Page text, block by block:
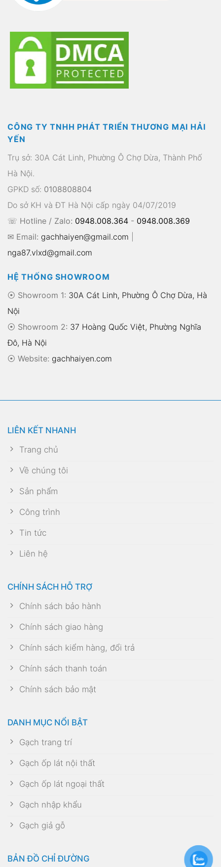
CÔNG TY TNHH PHÁT TRIỂN THƯƠNG MẠI HẢI
YẾN
Trụ sở: 30A Cát Linh, Phường Ô Chợ Dừa, Thành Phố
Hà Nội.
GPKD số: 0108808804
Do sở KH và ĐT Hà Nội cấp ngày 04/07/2019
☏ Hotline / Zalo: 0948.008.364 - 0948.008.369
✉ Email: gachhaiyen@gmail.com
nga87.vlxd@gmail.com
HỆ THỐNG SHOWROOM
⦿ Showroom 1: 30A Cát Linh, Phường Ô Chợ Dừa, Hà
Nội
⦿ Showroom 2: 37 Hoàng Quốc Việt, Phường Nghĩa
Đô, Hà Nội
⦿ Website: gachhaiyen.com
LIÊN KẾT NHANH
Trang chủ
Về chúng tôi
Sản phẩm
Công trình
Tin tức
Liên hệ
CHÍNH SÁCH HỖ TRỢ
Chính sách bảo hành
Chính sách giao hàng
Chính sách kiểm hàng, đổi trả
Chính sách thanh toán
Chính sách bảo mật
DANH MỤC NỔI BẬT
Gạch trang trí
Gạch ốp lát nội thất
Gạch ốp lát ngoại thất
Gạch nhập khẩu
Gạch giả gỗ
BẢN ĐỒ CHỈ ĐƯỜNG